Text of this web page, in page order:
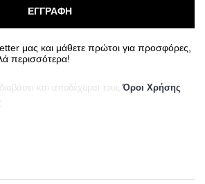
ΕΓΓΡΑΦΗ
μας και μάθετε πρώτοι για προσφόρες,
περισσότερα!
και αποδέχομαι τουςΌροι Χρήσης